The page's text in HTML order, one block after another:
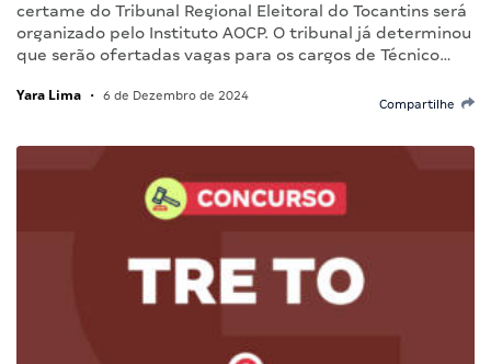
certame do Tribunal Regional Eleitoral do Tocantins será
organizado pelo Instituto AOCP. O tribunal já determinou
que serão ofertadas vagas para os cargos de Técnico…
Yara Lima • 6 de Dezembro de 2024
Compartilhe